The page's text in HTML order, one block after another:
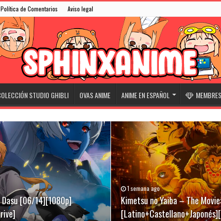
Política de Comentarios Aviso legal
STUDIO GHIBLI OVAS ANIME ANIME EN ESPAÑOL
Dasu [06/14][1080p]
1 semana ago
Kimetsu no Yaiba – The
31/05/2026
Niwatori Fighter (Rooster
07/03/2026
Evangelion Broadcast 30th
[Sub-Español][Mega-Drive]